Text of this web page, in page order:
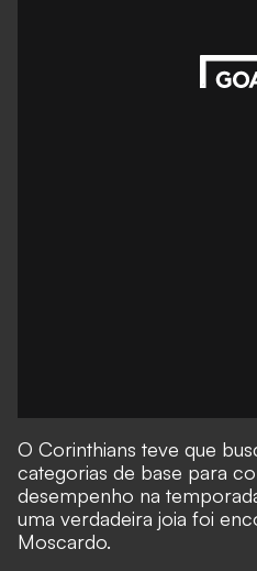
O Corinthians teve que
categorias de base para
desempenho na
uma verdadeira joia foi
Moscardo.